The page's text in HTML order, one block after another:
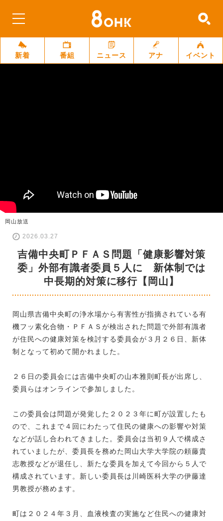
新着 番組 ニュース アナ イベント
岡山放送
2026.03.27
吉備中央町ＰＦＡＳ問題「健康影響対策
委」外部有識者委員５人に 新体制では
中長期的対策に移行【岡山】
岡山県吉備中央町の浄水場から有害性が指摘されている有
機フッ素化合物・ＰＦＡＳが検出された問題で外部有識者
が住民への健康対策を検討する委員会が３月２６日、新体
制となって初めて開かれました。
２６日の委員会には吉備中央町の山本雅則町長が出席し、
委員らはオンラインで参加しました。
この委員会は問題が発覚した２０２３年に町が設置したも
ので、これまで４回にわたって住民の健康への影響や対策
などが話し合われてきました。委員会は当初９人で構成さ
れていましたが、委員長を務めた岡山大学大学院の頼藤貴
志教授などが退任し、新たな委員を加えて今回から５人で
構成されています。新しい委員長は川崎医科大学の伊藤達
男教授が務めます。
町は２０２４年３月、血液検査の実施など住民への健康対